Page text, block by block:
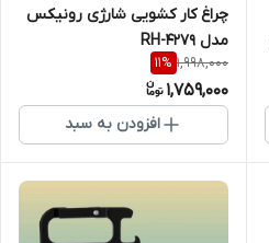
چراغ کار کشویی شارژی رونیکس
مدل RH-4279
1,998,000
11%
1,759,000
افزودن به سبد